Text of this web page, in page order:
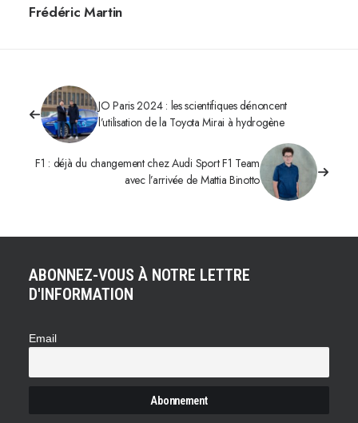
Frédéric Martin
JO Paris 2024 : les scientifiques dénoncent
l’utilisation de la Toyota Mirai à hydrogène
F1 : déjà du changement chez Audi Sport F1 Team
avec l’arrivée de Mattia Binotto
ABONNEZ-VOUS À NOTRE LETTRE
D'INFORMATION
Email